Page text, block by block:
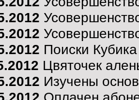
Поиски Кубика
Цвяточек
Изучены